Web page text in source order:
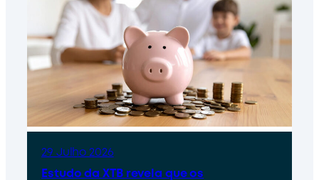
29 Julho 2026
Estudo da XTB revela que os